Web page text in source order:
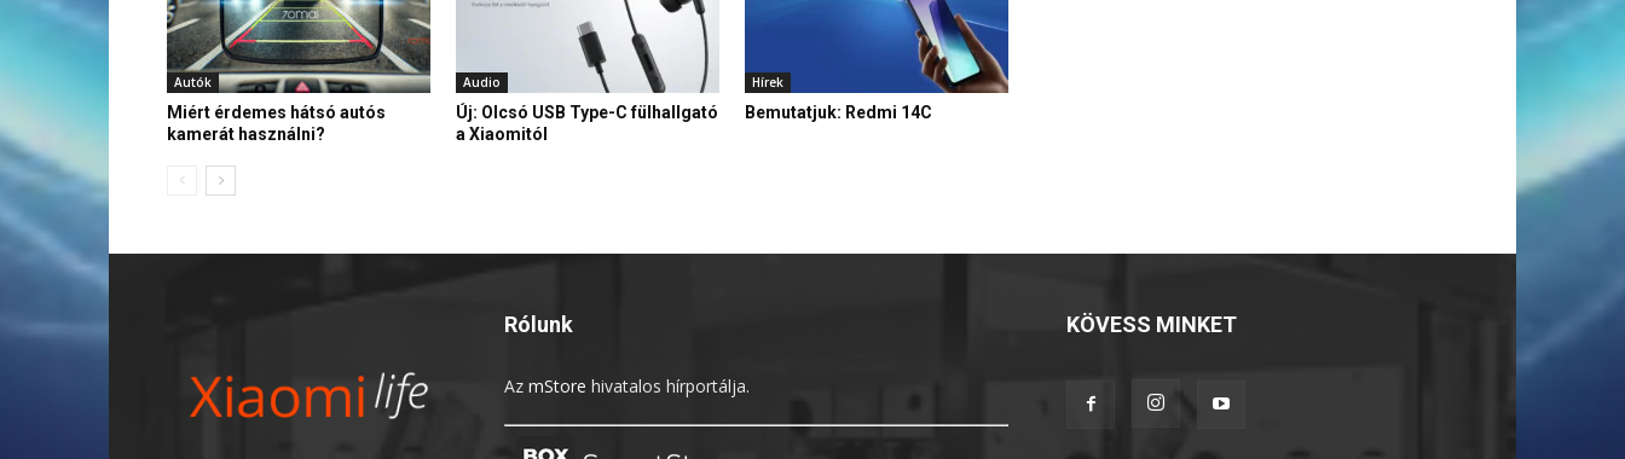
Autók
Miért érdemes hátsó autós
kamerát használni?
Audio
Új: Olcsó USB Type-C fülhallgató
a Xiaomitól
Hírek
Bemutatjuk: Redmi 14C
Rólunk
Az mStore hivatalos hírportálja.
KÖVESS MINKET